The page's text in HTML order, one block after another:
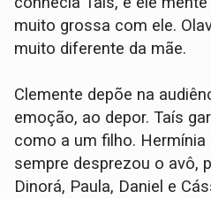
muito grossa com ele.
muito diferente da mãe.
Clemente depõe na
emoção, ao depor. Taís
como a um filho.
sempre desprezou o avô,
Dinorá, Paula, Daniel e